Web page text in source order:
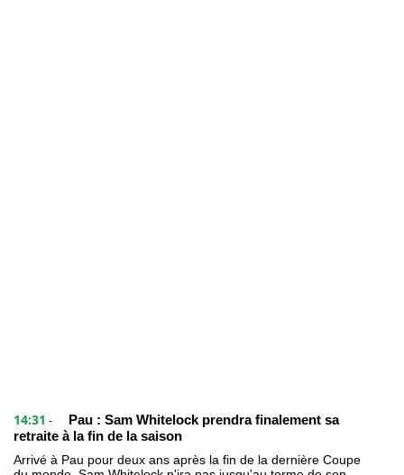
14:31 -
Pau : Sam Whitelock prendra finalement sa
retraite à la fin de la saison
Arrivé à Pau pour deux ans après la fin de la dernière Coupe